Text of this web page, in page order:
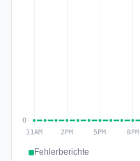
Fehlerberichte